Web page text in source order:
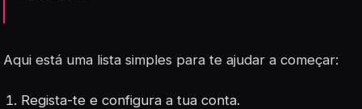
Aqui está uma lista simples para te ajudar a começar:
Regista-te e configura a tua conta.